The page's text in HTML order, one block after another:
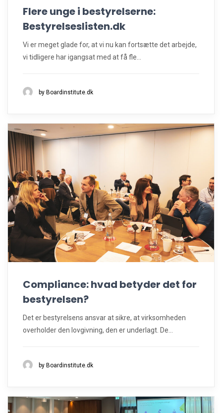
Flere unge i bestyrelserne:
Bestyrelseslisten.dk
Vi er meget glade for, at vi nu kan fortsætte det arbejde,
vi tidligere har igangsat med at få fle...
by Boardinstitute.dk
Compliance: hvad betyder det for
bestyrelsen?
Det er bestyrelsens ansvar at sikre, at virksomheden
overholder den lovgivning, den er underlagt. De...
by Boardinstitute.dk